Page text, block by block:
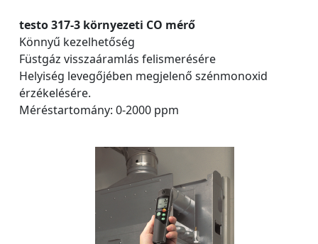
testo 317-3 környezeti CO mérő
Könnyű kezelhetőség
Füstgáz visszaáramlás felismerésére
Helyiség levegőjében megjelenő szénmonoxid
érzékelésére.
Méréstartomány: 0-2000 ppm